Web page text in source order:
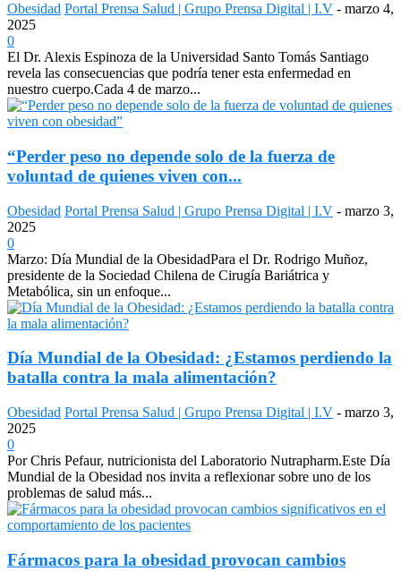
Obesidad Portal Prensa Salud | Grupo Prensa Digital | I.V - marzo 4,
2025
0
El Dr. Alexis Espinoza de la Universidad Santo Tomás Santiago
revela las consecuencias que podría tener esta enfermedad en
nuestro cuerpo.Cada 4 de marzo...
“Perder peso no depende solo de la fuerza de
voluntad de quienes viven con...
Obesidad Portal Prensa Salud | Grupo Prensa Digital | I.V - marzo 3,
2025
0
Marzo: Día Mundial de la ObesidadPara el Dr. Rodrigo Muñoz,
presidente de la Sociedad Chilena de Cirugía Bariátrica y
Metabólica, sin un enfoque...
Día Mundial de la Obesidad: ¿Estamos perdiendo la
batalla contra la mala alimentación?
Obesidad Portal Prensa Salud | Grupo Prensa Digital | I.V - marzo 3,
2025
0
Por Chris Pefaur, nutricionista del Laboratorio Nutrapharm.Este Día
Mundial de la Obesidad nos invita a reflexionar sobre uno de los
problemas de salud más...
Fármacos para la obesidad provocan cambios